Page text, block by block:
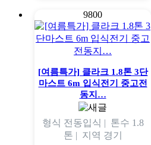
9800
[여름특가] 클라크 1.8톤 3단
마스트 6m 입식전기 중고전
동지…
형식 전동입식 | 톤수 1.8
톤 | 지역 경기